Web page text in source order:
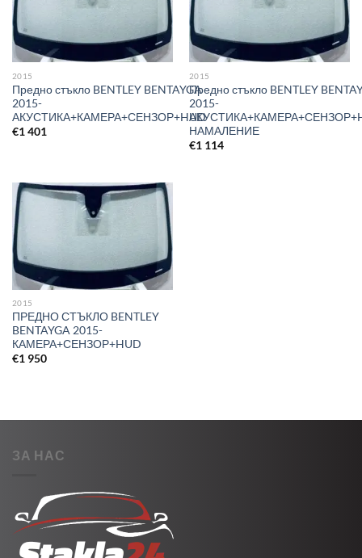
2015
Предно стъкло BENTLEY BENTAYGA
2015-
АКУСТИКА+КАМЕРА+СЕНЗОР+HUD
€1 401
2015
Предно стъкло BENTLEY
2015-
НАМАЛЕНИЕ
€1 114
2015
ПРЕДНО СТЪКЛО BENTLEY
BENTAYGA 2015-
КАМЕРА+СЕНЗОР+HUD
€1 950
ЗА НАС